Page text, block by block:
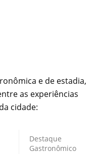
e de estadia,
as experiências
cidade:
Destaque
Gastronômico